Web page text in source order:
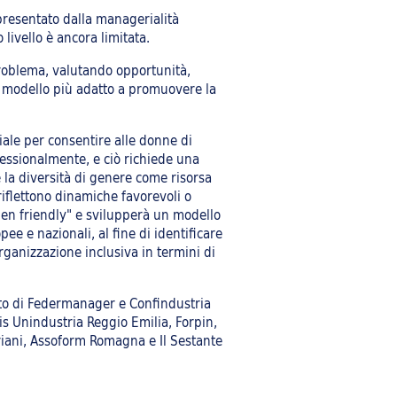
dalla managerialità
è ancora limitata.
valutando opportunità,
più adatto a promuovere la
per consentire alle donne di
e ciò richiede una
diversità di genere come risorsa
dinamiche favorevoli o
friendly" e svilupperà un modello
e nazionali, al fine di identificare
inclusiva in termini di
di Federmanager e Confindustria
Unindustria Reggio Emilia, Forpin,
Assoform Romagna e Il Sestante